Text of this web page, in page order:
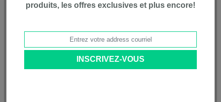
de 75$*
Accueil • Équipement et accessoires • Balançoires • Nuna
produits, les offres exclusives et plus encore!